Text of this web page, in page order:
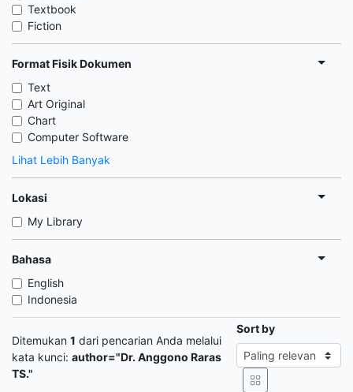
Textbook
Fiction
Format Fisik Dokumen
Text
Art Original
Chart
Computer Software
Lihat Lebih Banyak
Lokasi
My Library
Bahasa
English
Indonesia
Ditemukan 1 dari pencarian Anda melalui
kata kunci: author="Dr. Anggono Raras
TS."
Sort by